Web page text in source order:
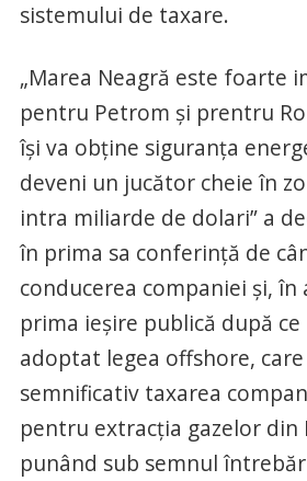
sistemului de taxare.
„Marea Neagră este foarte
pentru Petrom şi prentru
îşi va obţine siguranţa
deveni un jucător cheie în
intra miliarde de dolari” a
în prima sa conferinţă de
conducerea companiei şi, în
prima ieşire publică după
adoptat legea offshore,
semnificativ taxarea
pentru extracţia gazelor din
punând sub semnul